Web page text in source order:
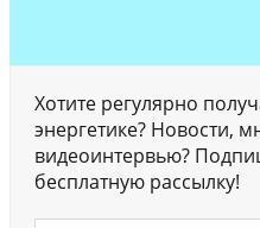
Хотите регулярно
энергетике? Новости,
видеоинтервью?
бесплатную рассылку!